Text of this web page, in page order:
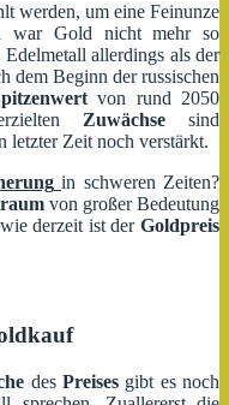
werden, um eine Feinunze
war Gold nicht mehr so
Edelmetall allerdings als der
dem Beginn der russischen
von rund 2050
Zuwächsesind
letzter Zeit noch verstärkt.
in schweren Zeiten?
von großer Bedeutung
derzeit ist der Goldpreis
des Preisesgibt es noch